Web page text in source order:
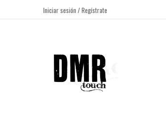
Iniciar sesión/ Regístrate